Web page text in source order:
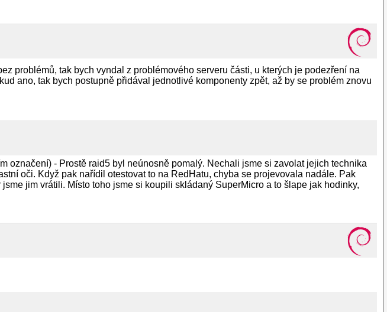
problémů, tak bych vyndal z problémového serveru části, u kterých je podezření na
ano, tak bych postupně přidával jednotlivé komponenty zpět, až by se problém znovu
označení) - Prostě raid5 byl neúnosně pomalý. Nechali jsme si zavolat jejich technika
oči. Když pak nařídil otestovat to na RedHatu, chyba se projevovala nadále. Pak
jim vrátili. Místo toho jsme si koupili skládaný SuperMicro a to šlape jak hodinky,